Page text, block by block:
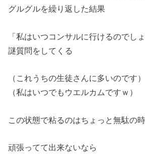
グルグルを繰り返した結果
「私はいつコンサルに行けるのでし
謎質問をしてくる
（これうちの生徒さんに多いのです）
（私はいつでもウエルカムですｗ）
この状態で粘るのはちょっと無駄の
頑張ってて出来ないなら